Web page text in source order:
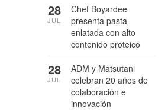
Chef Boyardee
presenta pasta
enlatada con alto
contenido proteico
28
JUL
ADM y Matsutani
celebran 20 años de
colaboración e
innovación
28
JUL